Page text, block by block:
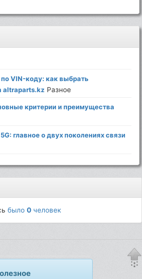
VIN-коду: как выбрать
altraparts.kz Разное
критерии и преимущества
главное о двух поколениях связи
было0 человек